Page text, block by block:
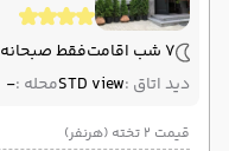
7 شب اقامت فقط صبحانه
دید اتاق :STD viewمحله :-
قیمت 2 تخته (هرنفر)